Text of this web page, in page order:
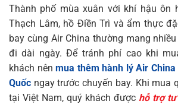
Thành phố mùa xuân với khí hậu ôn
Thạch Lâm, hồ Điền Trì và ẩm thực
bay cùng Air China thường mang
đi dài ngày. Để tránh phí cao khi
khách nên mua thêm hành lý Air
Quốc ngay trước chuyến bay. Khi mua
tại Việt Nam, quý khách được hỗ trợ